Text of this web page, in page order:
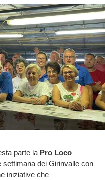
parte la Pro Loco
settimana dei Girinvalle con
iniziative che